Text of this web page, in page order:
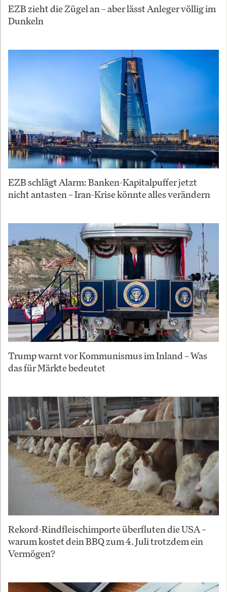
EZB zieht die Zügel an – aber lässt Anleger völlig im
Dunkeln
EZB schlägt Alarm: Banken-Kapitalpuffer jetzt
nicht antasten – Iran-Krise könnte alles verändern
Trump warnt vor Kommunismus im Inland – Was
das für Märkte bedeutet
Rekord-Rindfleischimporte überfluten die USA –
warum kostet dein BBQ zum 4. Juli trotzdem ein
Vermögen?